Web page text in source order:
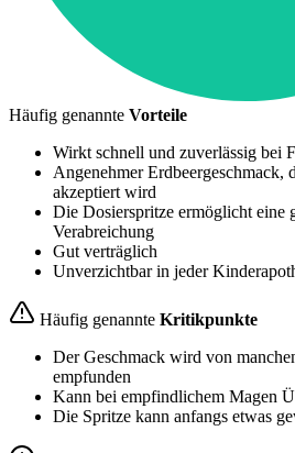
Häufig genannte Vorteile
Wirkt schnell und zuverlässig bei
Angenehmer Erdbeergeschmack,
akzeptiert wird
Die Dosierspritze ermöglicht eine
Verabreichung
Gut verträglich
Unverzichtbar in jeder
Häufig genannte Kritikpunkte
Der Geschmack wird von
empfunden
Kann bei empfindlichem Magen
Die Spritze kann anfangs etwas